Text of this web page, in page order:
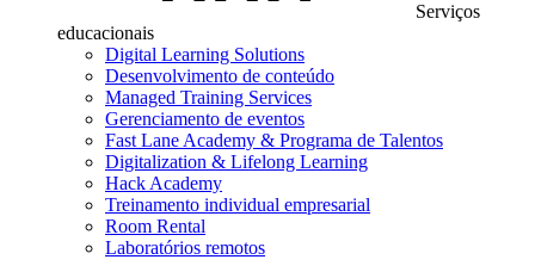
Serviços
educacionais
Digital Learning Solutions
Desenvolvimento de conteúdo
Managed Training Services
Gerenciamento de eventos
Fast Lane Academy & Programa de Talentos
Digitalization & Lifelong Learning
Hack Academy
Treinamento individual empresarial
Room Rental
Laboratórios remotos